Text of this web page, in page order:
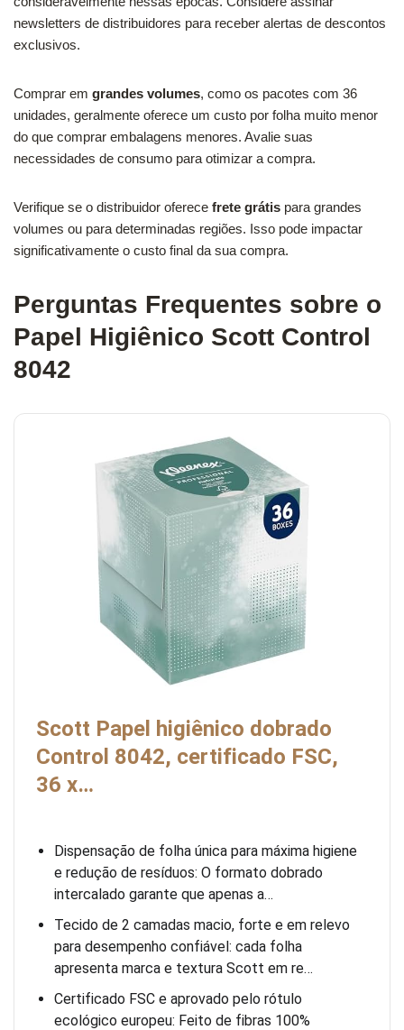
newsletters de distribuidores para receber alertas de descontos
exclusivos.
Comprar em grandes volumes, como os pacotes com 36
unidades, geralmente oferece um custo por folha muito menor
do que comprar embalagens menores. Avalie suas
necessidades de consumo para otimizar a compra.
Verifique se o distribuidor oferece frete grátis para grandes
volumes ou para determinadas regiões. Isso pode impactar
significativamente o custo final da sua compra.
Perguntas Frequentes sobre o
Papel Higiênico Scott Control
8042
Scott Papel higiênico dobrado
Control 8042, certificado FSC,
36 x…
Dispensação de folha única para máxima higiene
e redução de resíduos: O formato dobrado
intercalado garante que apenas a…
Tecido de 2 camadas macio, forte e em relevo
para desempenho confiável: cada folha
apresenta marca e textura Scott em re…
Certificado FSC e aprovado pelo rótulo
ecológico europeu: Feito de fibras 100%